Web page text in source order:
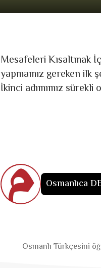
Mesafeleri Kısaltmak
yapmamız gereken ilk
İkinci adımımız
Osmanlıca
Osmanlı Türkçesini